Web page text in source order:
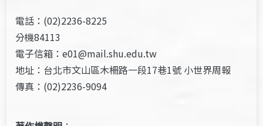
電話：(02)2236-8225
分機84113
電子信箱：e01@mail.shu.edu.tw
地址：台北市文山區木柵路一段17巷1號 小世界周報
傳真：(02)2236-9094